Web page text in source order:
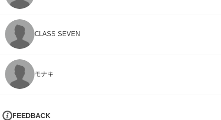
CLASS SEVEN
モナキ
FEEDBACK